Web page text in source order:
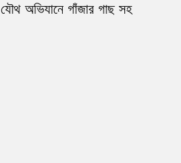
যৌথ অভিযানে গাঁজার গাছ সহ